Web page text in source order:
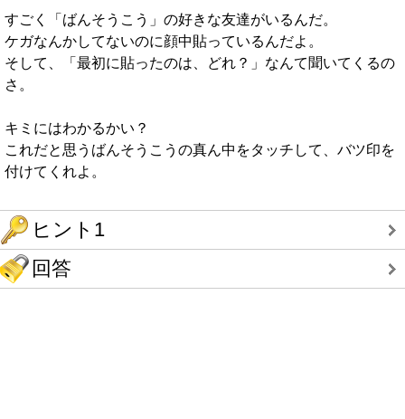
すごく「ばんそうこう」の好きな友達がいるんだ。
ケガなんかしてないのに顔中貼っているんだよ。
そして、「最初に貼ったのは、どれ？」なんて聞いてくるの
さ。
キミにはわかるかい？
これだと思うばんそうこうの真ん中をタッチして、バツ印を
付けてくれよ。
ヒント1
回答